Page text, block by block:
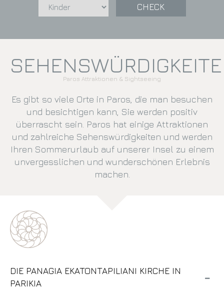
CHECK
Paros Attraktionen & Sightseeing
Es gibt so viele Orte in Paros, die man besuchen
und besichtigen kann, Sie werden positiv
überrascht sein. Paros hat einige Attraktionen
und zahlreiche Sehenswürdigkeiten und werden
Ihren Sommerurlaub auf unserer Insel zu einem
unvergesslichen und wunderschönen Erlebnis
machen.
DIE PANAGIA EKATONTAPILIANI KIRCHE IN
PARIKIA